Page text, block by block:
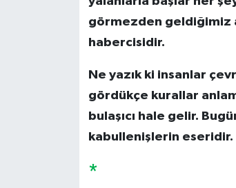
görmezden geldiğimiz
habercisidir.
Ne yazık ki insanlar
gördükçe kurallar
bulaşıcı hale gelir.
kabullenişlerin eseridir.
*